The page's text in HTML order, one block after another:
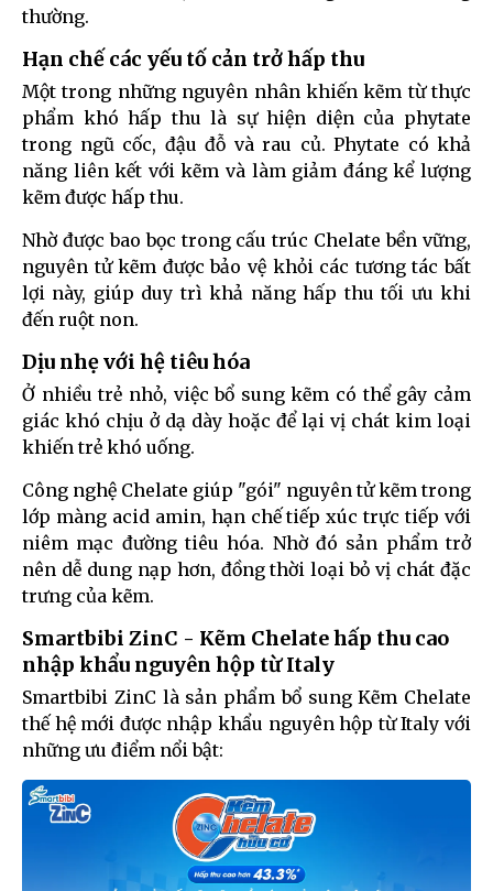
thường.
Hạn chế các yếu tố cản trở hấp thu
Một trong những nguyên nhân khiến kẽm từ thực
phẩm khó hấp thu là sự hiện diện của phytate
trong ngũ cốc, đậu đỗ và rau củ. Phytate có khả
năng liên kết với kẽm và làm giảm đáng kể lượng
kẽm được hấp thu.
Nhờ được bao bọc trong cấu trúc Chelate bền vững,
nguyên tử kẽm được bảo vệ khỏi các tương tác bất
lợi này, giúp duy trì khả năng hấp thu tối ưu khi
đến ruột non.
Dịu nhẹ với hệ tiêu hóa
Ở nhiều trẻ nhỏ, việc bổ sung kẽm có thể gây cảm
giác khó chịu ở dạ dày hoặc để lại vị chát kim loại
khiến trẻ khó uống.
Công nghệ Chelate giúp "gói" nguyên tử kẽm trong
lớp màng acid amin, hạn chế tiếp xúc trực tiếp với
niêm mạc đường tiêu hóa. Nhờ đó sản phẩm trở
nên dễ dung nạp hơn, đồng thời loại bỏ vị chát đặc
trưng của kẽm.
Smartbibi ZinC - Kẽm Chelate hấp thu cao
nhập khẩu nguyên hộp từ Italy
Smartbibi ZinC là sản phẩm bổ sung Kẽm Chelate
thế hệ mới được nhập khẩu nguyên hộp từ Italy với
những ưu điểm nổi bật: